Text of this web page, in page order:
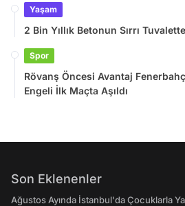
Yaşam
2 Bin Yıllık Betonun Sırrı
Spor
Rövanş Öncesi Avantaj
Engeli İlk Maçta Aşıldı
Son Eklenenler
Ağustos Ayında İstanbul'da Çocuklarla